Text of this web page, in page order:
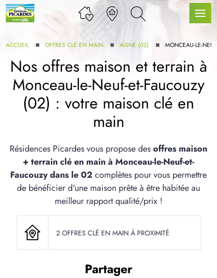
GAMME
ARTICLES
ACCUEIL OFFRES CLÉ EN MAIN AISNE (02) MONCEAU-LE-
Nos offres maison et terrain à
Monceau-le-Neuf-et-Faucouzy
(02) : votre maison clé en
main
Résidences Picardes vous propose desoffres maison
+ terrain clé en main à Monceau-le-Neuf-et-
Faucouzy dans le 02 complètes pour vous permettre
de bénéficier d'une maison prête à être habitée au
meilleur rapport qualité/prix !
2 OFFRES CLÉ EN MAIN À PROXIMITÉ
Partager